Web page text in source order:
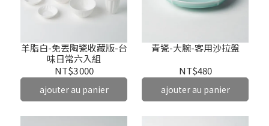
羊脂白-免丟陶瓷收藏版-台
味日常六入組
NT$3 000
ajouter au panier
青瓷-大腕-客用沙拉盤
NT$480
ajouter au panier